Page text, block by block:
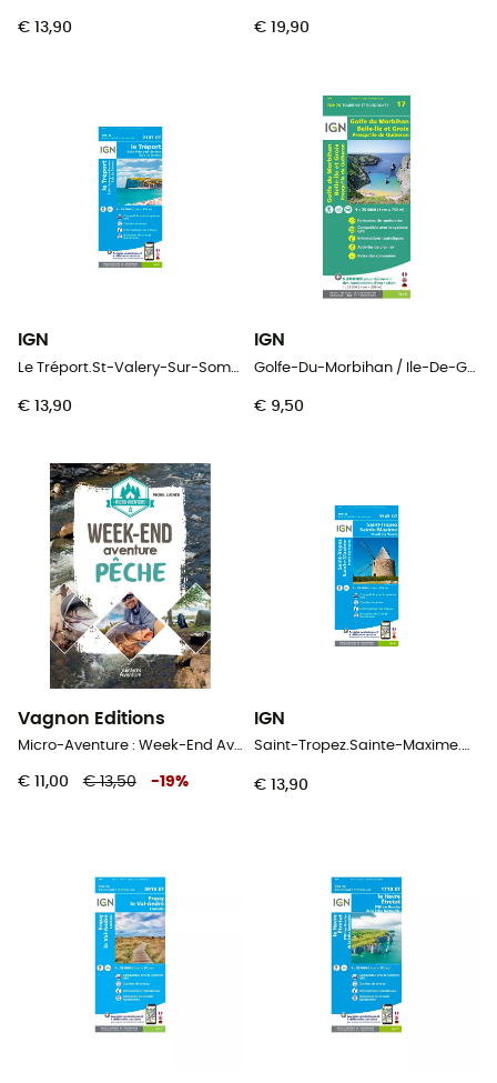
€ 13,90 € 19,90
IGN
€ 13,90
IGN
€ 9,50
Vagnon Editions
Micro-Aventure : Week-End Aventure Peche
€ 11,00 € 13,50 -19%
IGN
Saint-Tropez.Sainte-Maxime.Massif Des Maures
€ 13,90